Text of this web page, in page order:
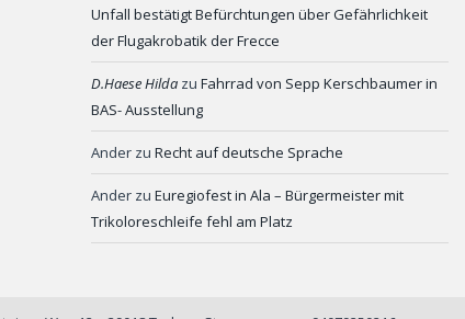
Unfall bestätigt Befürchtungen über Gefährlichkeit
der Flugakrobatik der Frecce
D.Haese Hilda zu Fahrrad von Sepp Kerschbaumer in
BAS- Ausstellung
Ander zu Recht auf deutsche Sprache
Ander zu Euregiofest in Ala – Bürgermeister mit
Trikoloreschleife fehl am Platz